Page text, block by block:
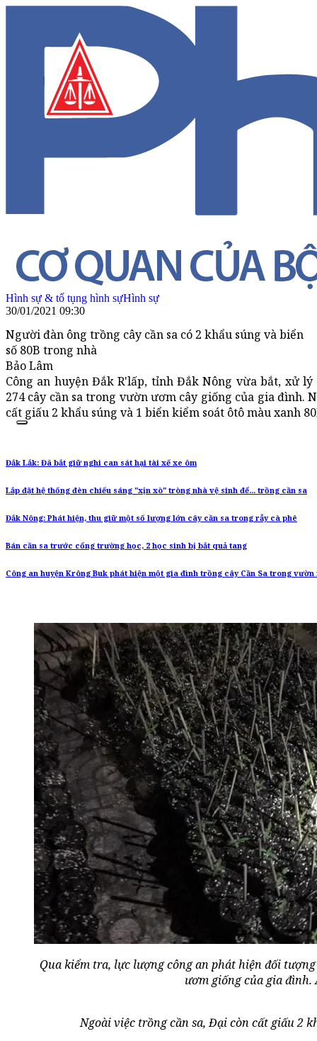
Hình sự & tố tụng hình sựHình sự
30/01/2021 09:30
Người đàn ông trồng cây cần sa có 2 khẩu súng và biển
số 80B trong nhà
Bảo Lâm
Công an huyện Đắk R'lấp, tỉnh Đắk Nông vừa bắt, xử
274 cây cần sa trong vườn ươm cây giống của gia đình.
cất giấu 2 khẩu súng và 1 biển kiểm soát ôtô màu xanh
Đắk Lắk: Đã bắt giữ nghi can sát hại tài xế xe ôm
Lắp đặt hệ thống đèn chiếu sáng "xịn xò" tròng nhà vệ sinh để... trồng cần sa
Đắk Nông: Phát hiện, thu giữ một số lượng lớn cây cần sa trong rẫy cà phê
Bán cần sa trước cổng trường học, 2 học sinh bị bắt quả tang
Công an huyện Krông Buk phát hiện một gia đình trồng cây Cần Sa trong vườn
Qua kiểm tra, lực lượng công an phát hiện đối
ươm giống của gia đình.
Ngoài việc trồng cần sa, Đại còn cất giấu 2